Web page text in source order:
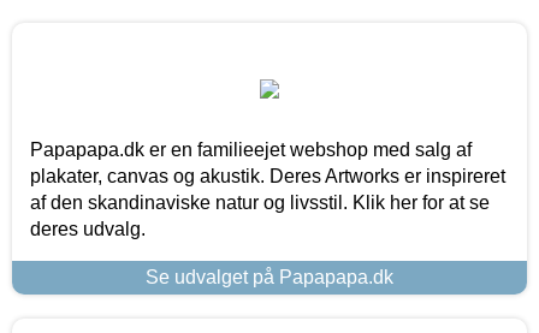
Papapapa.dk er en familieejet webshop med salg af
plakater, canvas og akustik. Deres Artworks er inspireret
af den skandinaviske natur og livsstil. Klik her for at se
deres udvalg.
Se udvalget på Papapapa.dk